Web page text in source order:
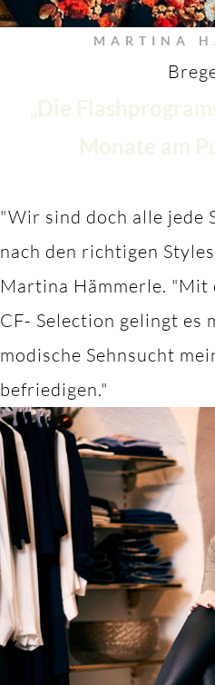
MARTINA
„Die
Monate am
"Wir sind doch alle jede
nach den richtigen
Martina Hämmerle. "Mit
CF- Selection gelingt es
modische Sehnsucht
befriedigen."